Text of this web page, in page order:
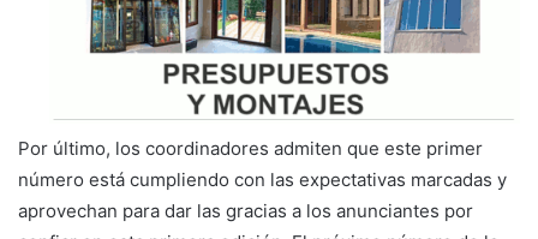
Por último, los coordinadores admiten que este primer
número está cumpliendo con las expectativas marcadas y
aprovechan para dar las gracias a los anunciantes por